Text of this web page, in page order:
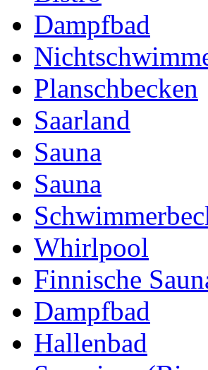
Dampfbad
Planschbecken
Saarland
Sauna
Sauna
Whirlpool
Finnische
Dampfbad
Hallenbad